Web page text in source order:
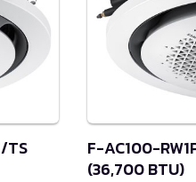
TS
F-AC100-
(36,700 BTU)